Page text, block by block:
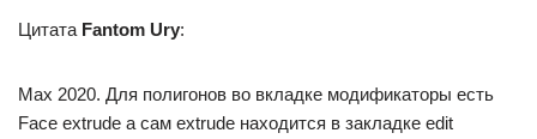
Цитата Fantom Ury:
Max 2020. Для полигонов во вкладке модификаторы есть
Face extrude а сам extrude находится в закладке edit